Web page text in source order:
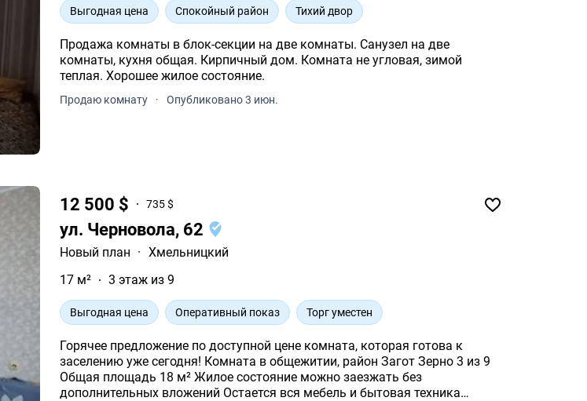
Выгодная цена Спокойный район Тихий двор
Продажа комнаты в блок-секции на две комнаты. Санузел на две
комнаты, кухня общая. Кирпичный дом. Комната не угловая, зимой
теплая. Хорошее жилое состояние.
Продаю комнату · Опубликовано 3 июн.
12 500 $ 735 $
ул. Черновола, 62
Новый план · Хмельницкий
17 м²
3 этаж из 9
Выгодная цена Оперативный показ Торг уместен
Горячее предложение по доступной цене комната, которая готова к
заселению уже сегодня! Комната в общежитии, район Загот Зерно 3 из 9
Общая площадь 18 м² Жилое состояние можно заезжать без
дополнительных вложений Остается вся мебель и бытовая техника